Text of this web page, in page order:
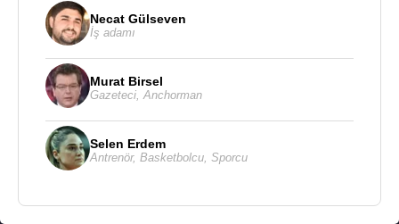
Necat Gülseven
İş adamı
Murat Birsel
Gazeteci Anchorman
Selen Erdem
Antrenör, Basketbolcu Sporcu